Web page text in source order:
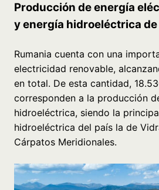
Producción de energía
y energía hidroeléctrica de
Rumania cuenta con una
electricidad renovable,
en total. De esta cantidad,
corresponden a la producción
hidroeléctrica, siendo la
hidroeléctrica del país la de
Cárpatos Meridionales.